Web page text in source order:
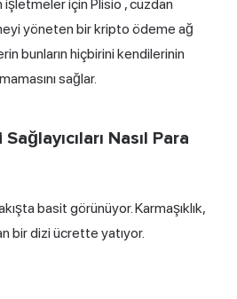
işletmeler için Plisio , cüzdan
yöneten bir kripto ödeme ağ
bunların hiçbirini kendilerinin
sağlar.
Nasıl Para
basit görünüyor. Karmaşıklık,
bir dizi ücrette yatıyor.